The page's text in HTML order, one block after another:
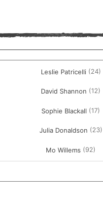
Leslie Patricelli (24)
David Shannon (12)
Sophie Blackall (17)
Julia Donaldson (23)
Mo Willems (92)